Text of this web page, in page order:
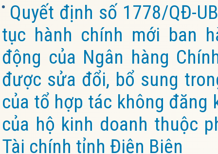
Quyết định số 1778/QĐ-
tục hành chính mới ban
động của Ngân hàng
được sửa đổi, bổ sung
của tổ hợp tác không đăng
của hộ kinh doanh thuộc
Tài chính tỉnh Điện Biên